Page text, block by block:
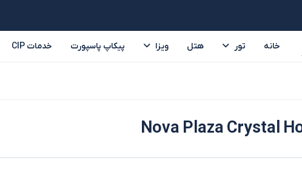
خانه تور هتل ویزا پیکاپ پاسپورت خدمات CIP